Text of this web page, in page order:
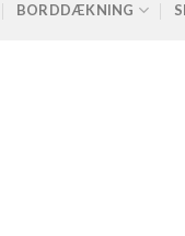
BORDDÆKNING